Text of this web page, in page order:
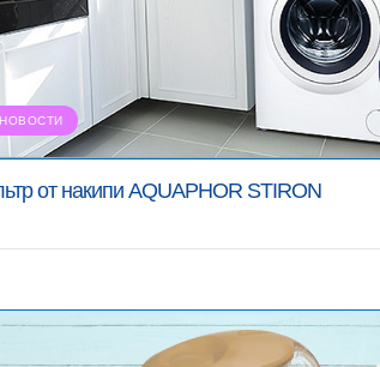
НОВОСТИ
от накипи AQUAPHOR STIRON